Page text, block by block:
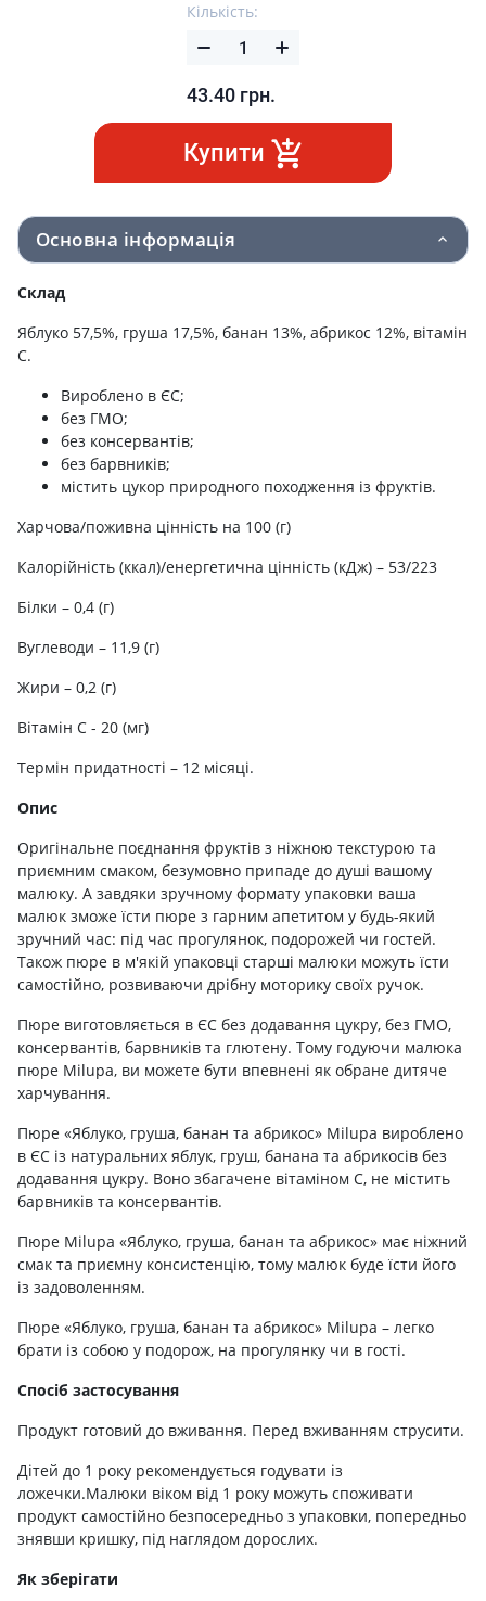
Кількість:
43.40 грн.
Купити
Основна інформація
Склад
Яблуко 57,5%, груша 17,5%, банан 13%, абрикос 12%, вітамін
С.
Вироблено в ЄС;
без ГМО;
без консервантів;
без барвників;
містить цукор природного походження із фруктів.
Харчова/поживна цінність на 100 (г)
Калорійність (ккал)/енергетична цінність (кДж) – 53/223
Білки – 0,4 (г)
Вуглеводи – 11,9 (г)
Жири – 0,2 (г)
Вітамін С - 20 (мг)
Термін придатності – 12 місяці.
Опис
Оригінальне поєднання фруктів з ніжною текстурою та
приємним смаком, безумовно припаде до душі вашому
малюку. А завдяки зручному формату упаковки ваша
малюк зможе їсти пюре з гарним апетитом у будь-який
зручний час: під час прогулянок, подорожей чи гостей.
Також пюре в м'якій упаковці старші малюки можуть їсти
самостійно, розвиваючи дрібну моторику своїх ручок.
Пюре виготовляється в ЄС без додавання цукру, без ГМО,
консервантів, барвників та глютену. Тому годуючи малюка
пюре Milupa, ви можете бути впевнені як обране дитяче
харчування.
Пюре «Яблуко, груша, банан та абрикос» Milupa вироблено
в ЄС із натуральних яблук, груш, банана та абрикосів без
додавання цукру. Воно збагачене вітаміном С, не містить
барвників та консервантів.
Пюре Milupa «Яблуко, груша, банан та абрикос» має ніжний
смак та приємну консистенцію, тому малюк буде їсти його
із задоволенням.
Пюре «Яблуко, груша, банан та абрикос» Milupa – легко
брати із собою у подорож, на прогулянку чи в гості.
Спосіб застосування
Продукт готовий до вживання. Перед вживанням струсити.
Дітей до 1 року рекомендується годувати із
ложечки.Малюки віком від 1 року можуть споживати
продукт самостійно безпосередньо з упаковки, попередньо
знявши кришку, під наглядом дорослих.
Як зберігати